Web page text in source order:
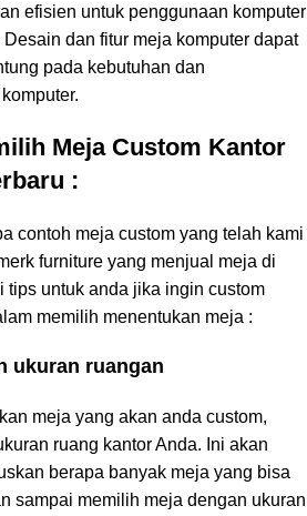
efisien untuk penggunaan komputer
dan fitur meja komputer dapat
pada kebutuhan dan
Meja Custom Kantor
:
contoh meja custom yang telah kami
furniture yang menjual meja di
tips untuk anda jika ingin custom
memilih menentukan meja :
ukuran ruangan
meja yang akan anda custom,
ruang kantor Anda. Ini akan
berapa banyak meja yang bisa
sampai memilih meja dengan ukuran